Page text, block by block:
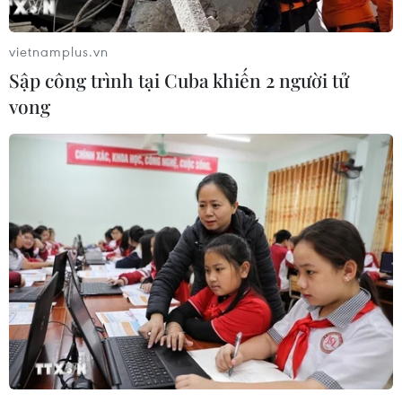
nghèo từ 'phòng khám 0 đồng' ở An
Giang
07/08/2026 02:00
Ca vi phẫu ghép da đầu hiếm gặp
giúp bé gái phục hồi sau 10 năm
06/08/2026 07:15
Hà Nội: Kiểm tra, xác minh liên quan
đến sản phẩm giảm cân dạng bút
tiêm
06/08/2026 07:05
Người dân không sử dụng sản phẩm
vietnamplus.vn
Sập công trình tại Cuba khiến 2 người tử
vong